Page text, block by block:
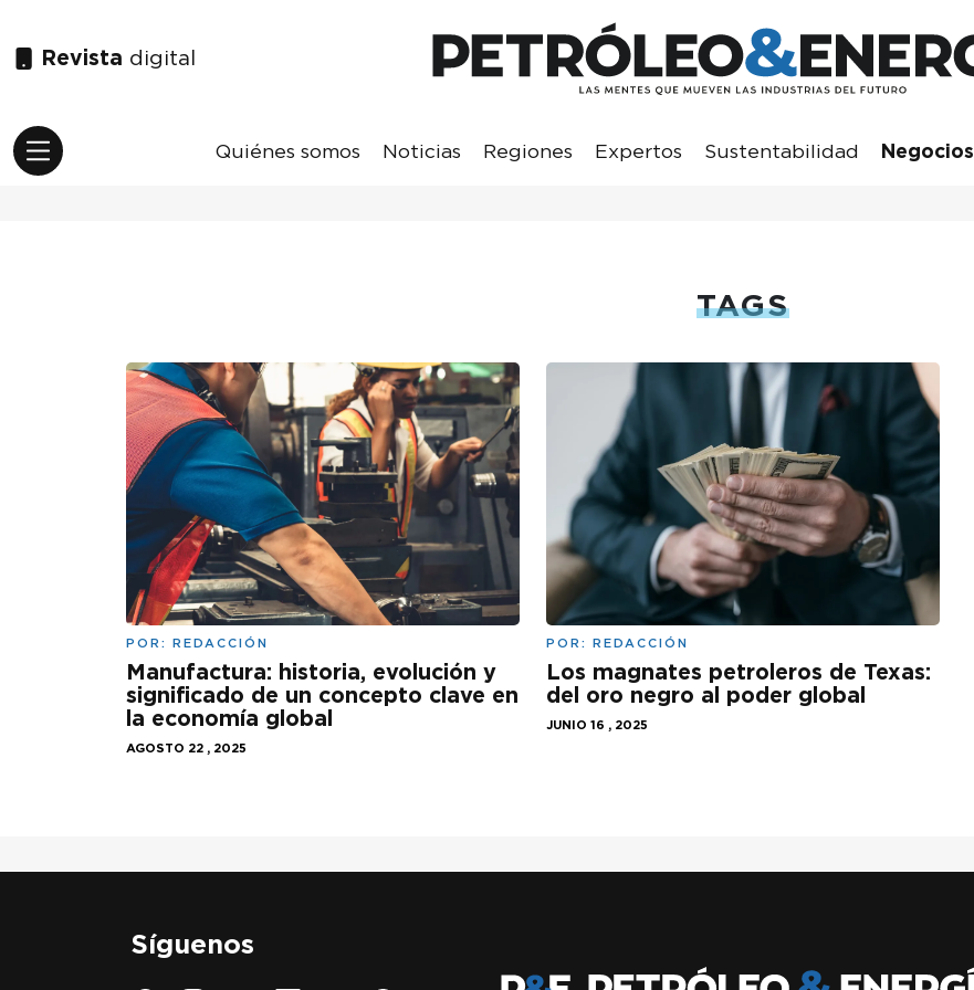
Revista digital
Quiénes somos Noticias Regiones Expertos Sustentabilidad Negocios
TAGS
POR: REDACCIÓN
Manufactura: historia, evolución y
significado de un concepto clave en
la economía global
AGOSTO 22 , 2025
POR: REDACCIÓN
Los magnates petroleros de Texas:
del oro negro al poder global
JUNIO 16 , 2025
Síguenos